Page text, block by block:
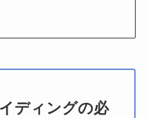
ディングの必